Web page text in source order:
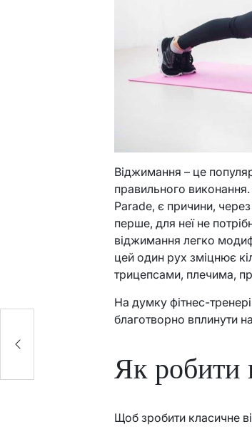
Віджимання – це
правильного
Parade, є причини,
перше, для неї не
віджимання легко
цей один рух зміцнює
трицепсами, плечима,
На думку фітнес-
благотворно вплинути
Як робити
Щоб зробити класичне